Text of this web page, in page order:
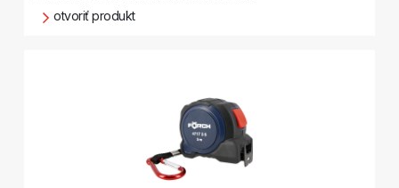
otvoriť produkt